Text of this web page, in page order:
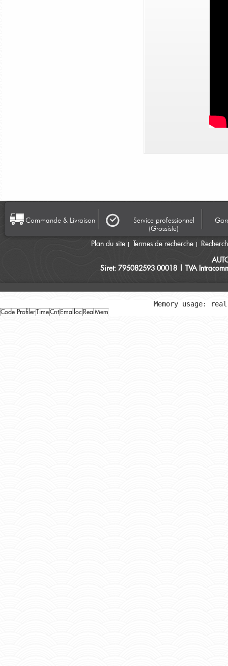
Commande & Livraison
Service professionnel
(Grossiste)
Plan du site Termes de recherche
Siret: 795082593 00018 | TVA
Memory usage:
Code Profiler TimeCnt Emalloc RealMem